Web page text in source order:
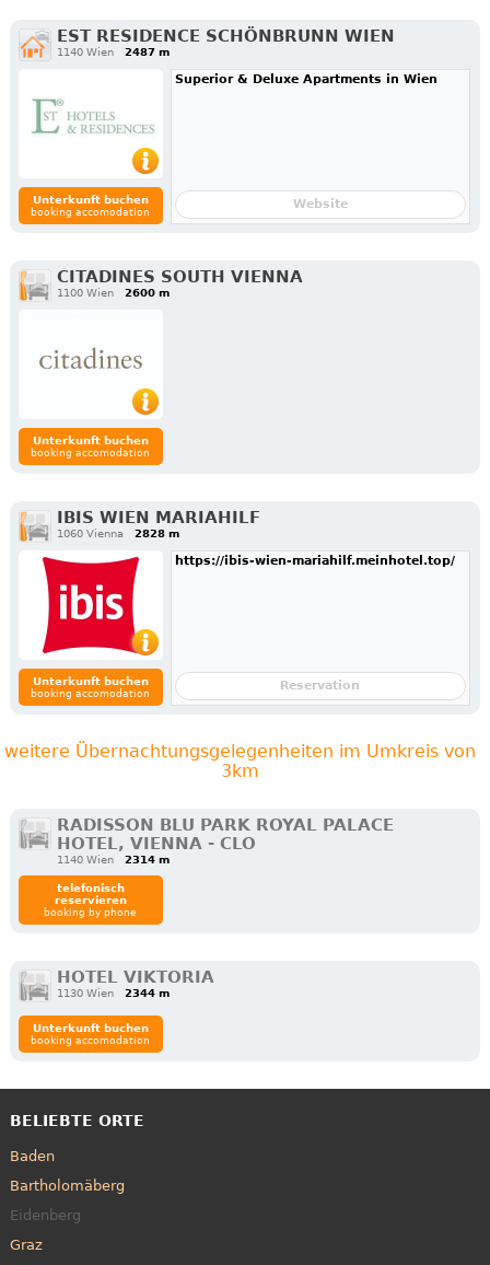
EST RESIDENCE SCHÖNBRUNN WIEN
1140 Wien 2487 m
Unterkunft buchen
booking accomodation
Superior & Deluxe Apartments in Wien
Website
CITADINES SOUTH VIENNA
1100 Wien 2600 m
Unterkunft buchen
booking accomodation
IBIS WIEN MARIAHILF
1060 Vienna 2828 m
Unterkunft buchen
booking accomodation
https://ibis-wien-mariahilf.meinhotel.top/
Reservation
weitere Übernachtungsgelegenheiten im Umkreis von
3km
RADISSON BLU PARK ROYAL PALACE
HOTEL, VIENNA - CLO
1140 Wien 2314 m
telefonisch
reservieren
booking by phone
HOTEL VIKTORIA
1130 Wien 2344 m
Unterkunft buchen
booking accomodation
BELIEBTE ORTE
Baden
Bartholomäberg
Eidenberg
Graz